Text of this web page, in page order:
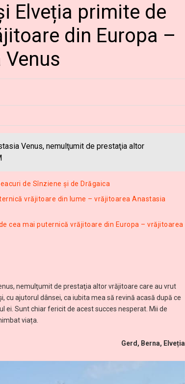
Elveția primite de
din Europa –
Venus, nemulţumit de prestaţia altor
de Sînziene și de Drăgaica
vrăjitoare din lume – vrăjitoarea Anastasia
cea mai puternică vrăjitoare din Europa – vrăjitoarea
nemulţumit de prestaţia altor vrăjitoare care au vrut
cu ajutorul dânsei, ca iubita mea să revină acasă după ce
ei. Sunt chiar fericit de acest succes nesperat. Mii de
viața.
Berna, Elveția